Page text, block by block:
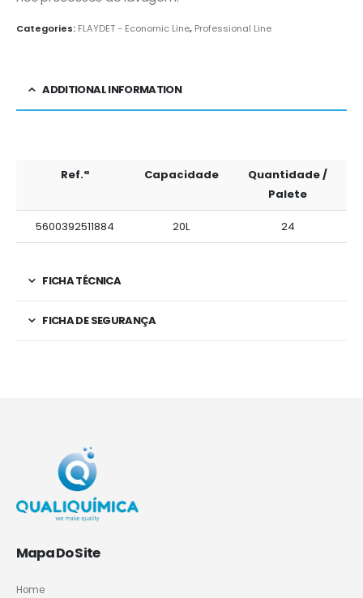
Categories: FLAYDET - Economic Line, Professional Line
ADDITIONAL INFORMATION
Ref.ª Capacidade
Quantidade /
Palete
5600392511884 20L 24
FICHA TÉCNICA
FICHA DE SEGURANÇA
Mapa Do Site
Home